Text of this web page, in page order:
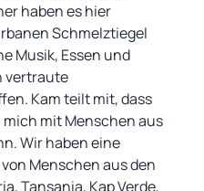
haben es hier
Schmelztiegel
Musik, Essen und
vertraute
Kam teilt mit, dass
mich mit Menschen aus
Wir haben eine
Menschen aus den
Tansania, Kap Verde,